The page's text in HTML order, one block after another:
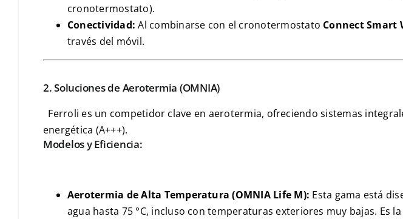
cronotermostato).
Conectividad: Al combinarse con el cronotermostato Connect Smart
través del móvil.
2. Soluciones de Aerotermia (OMNIA)
Ferroli es un competidor clave en aerotermia, ofreciendo sistemas
energética (A+++).
Modelos y Eficiencia:
Aerotermia deAlta Temperatura (OMNIA Life M): Esta gama está
agua hasta 75 °C, incluso con temperaturas exteriores muy bajas. Es